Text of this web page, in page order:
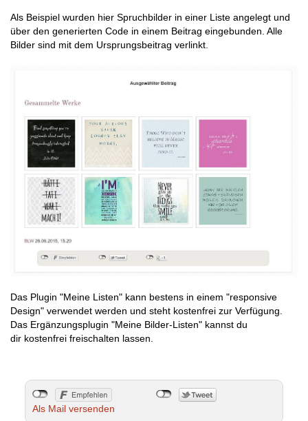
Als Beispiel wurden hier Spruchbilder in einer Liste angelegt und
über den generierten Code in einem Beitrag eingebunden. Alle
Bilder sind mit dem Ursprungsbeitrag verlinkt.
Das Plugin "Meine Listen" kann bestens in einem "responsive
Design" verwendet werden und steht kostenfrei zur Verfügung.
Das Ergänzungsplugin "Meine Bilder-Listen" kannst du
dir kostenfrei freischalten lassen.
Als Mail versenden